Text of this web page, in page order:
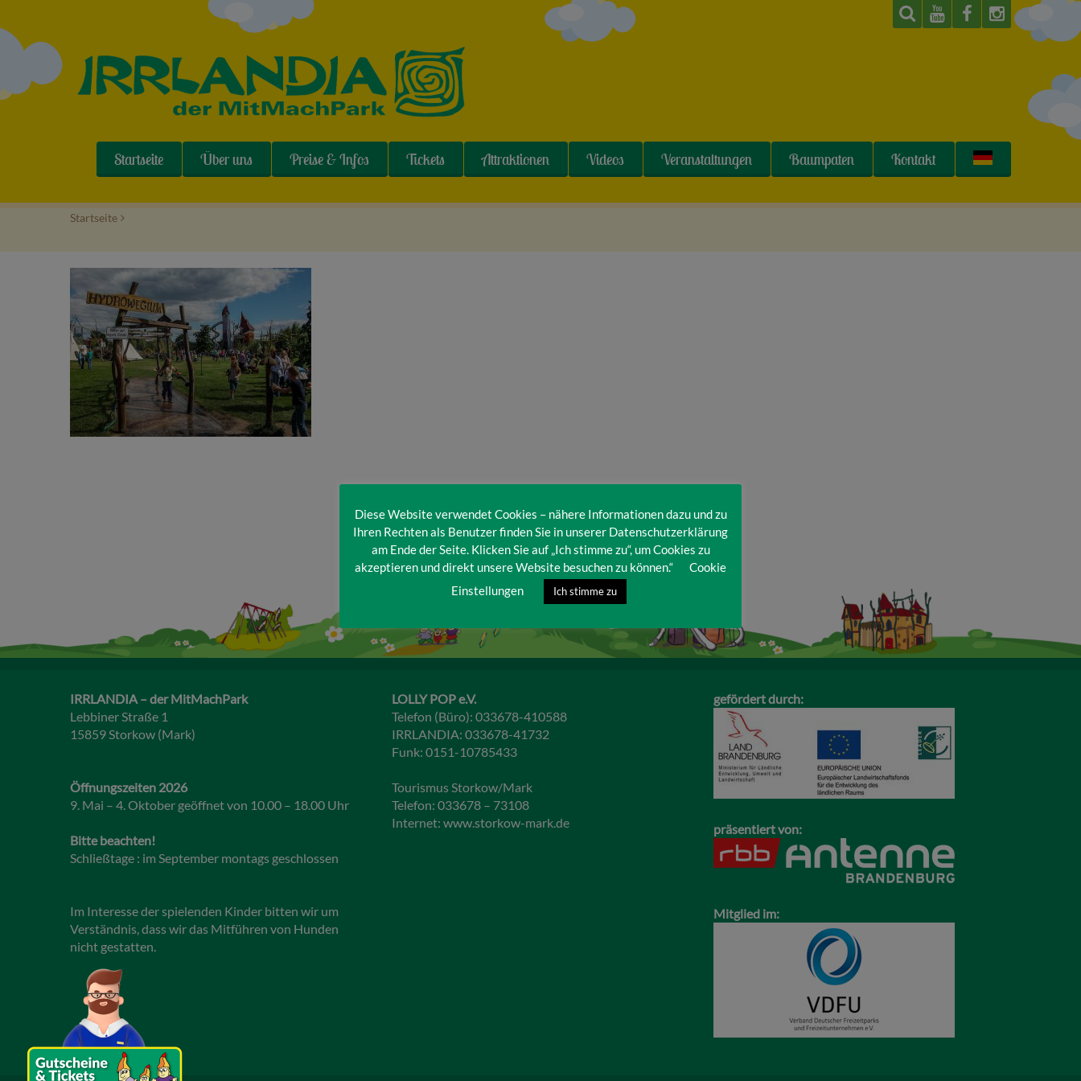
Startseite Über uns Preise & Infos Tickets Attraktionen Videos Veranstaltungen Baumpaten Kontakt
Startseite >
IRRLANDIA – der MitMachPark
Lebbiner Straße 1
15859 Storkow (Mark)
Öffnungszeiten 2026
9. Mai – 4. Oktober geöffnet von 10.00 – 18.00 Uhr
Bitte beachten!
Schließtage : im September montags geschlossen
Im Interesse der spielenden Kinder bitten wir um
Verständnis, dass wir das Mitführen von Hunden
nicht gestatten.
LOLLY POP e.V.
Telefon (Büro): 033678-410588
IRRLANDIA: 033678-41732
Funk: 0151-10785433
Tourismus Storkow/Mark
Telefon: 033678 – 73108
Internet: www.storkow-mark.de
gefördert durch:
präsentiert von:
Mitglied im:
Diese Website verwendet Cookies – nähere Informationen dazu und zu
Ihren Rechten als Benutzer finden Sie in unserer Datenschutzerklärung
am Ende der Seite. Klicken Sie auf „Ich stimme zu“, um Cookies zu
akzeptieren und direkt unsere Website besuchen zu können.“
Cookie
Einstellungen
Ich stimme zu